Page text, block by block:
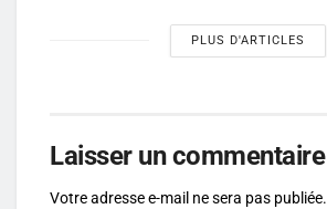
PLUS D'ARTICLES
Laisser un commentaire
Votre adresse e-mail ne sera pas publiée.